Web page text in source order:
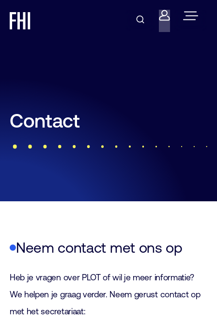
Contact
Neem contact met ons op
Heb je vragen over PLOT of wil je meer informatie?
We helpen je graag verder. Neem gerust contact op
met het secretariaat: